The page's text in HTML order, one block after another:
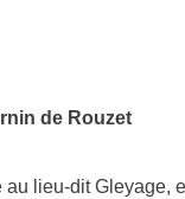
de Rouzet
au lieu-dit Gleyage,